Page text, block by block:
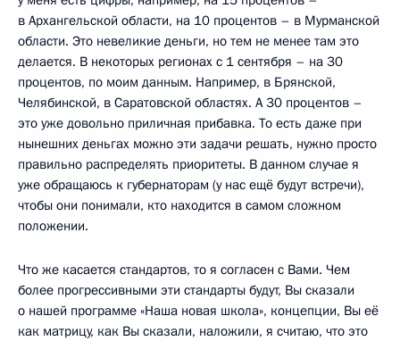
в Архангельской области, на 10 процентов – в Мурманской
области. Это невеликие деньги, но тем не менее там это
делается. В некоторых регионах с 1 сентября – на 30
процентов, по моим данным. Например, в Брянской,
Челябинской, в Саратовской областях. А 30 процентов –
это уже довольно приличная прибавка. То есть даже при
нынешних деньгах можно эти задачи решать, нужно просто
правильно распределять приоритеты. В данном случае я
уже обращаюсь к губернаторам (у нас ещё будут встречи),
чтобы они понимали, кто находится в самом сложном
положении.
Что же касается стандартов, то я согласен с Вами. Чем
более прогрессивными эти стандарты будут, Вы сказали
о нашей программе «Наша новая школа», концепции, Вы её
как матрицу, как Вы сказали, наложили, я считаю, что это